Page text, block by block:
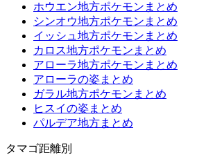
ホウエン地方ポケモンまとめ
シンオウ地方ポケモンまとめ
イッシュ地方ポケモンまとめ
カロス地方ポケモンまとめ
アローラ地方ポケモンまとめ
アローラの姿まとめ
ガラル地方ポケモンまとめ
ヒスイの姿まとめ
パルデア地方まとめ
タマゴ距離別